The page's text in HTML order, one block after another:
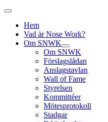
Hem
Vad är Nose Work?
Om SNWK
Om SNWK
Förslagslådan
Anslagstavlan
Wall of Fame
Styrelsen
Kommittéer
Mötesprotokoll
Stadgar